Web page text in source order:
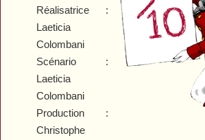
Réalisatrice :
Laeticia
Colombani
Scénario :
Laeticia
Colombani
Production :
Christophe